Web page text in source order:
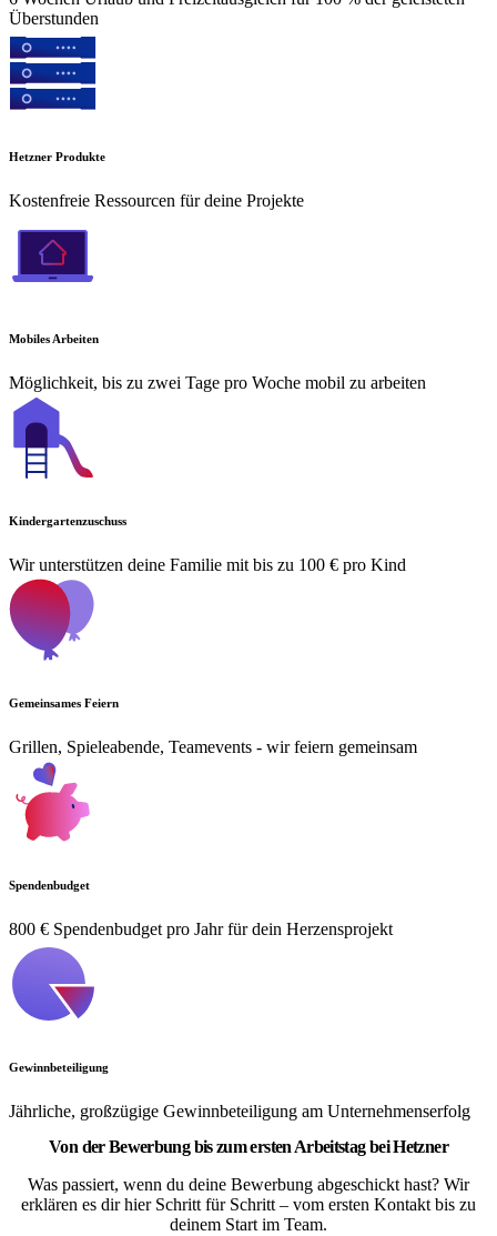
Überstunden
Hetzner Produkte
Kostenfreie Ressourcen für deine Projekte
Mobiles Arbeiten
Möglichkeit, bis zu zwei Tage pro Woche mobil zu arbeiten
Kindergartenzuschuss
Wir unterstützen deine Familie mit bis zu 100 € pro Kind
Gemeinsames Feiern
Grillen, Spieleabende, Teamevents - wir feiern gemeinsam
Spendenbudget
800 € Spendenbudget pro Jahr für dein Herzensprojekt
Gewinnbeteiligung
Jährliche, großzügige Gewinnbeteiligung am Unternehmenserfolg
Von der Bewerbung bis zum ersten Arbeitstag bei Hetzner
Was passiert, wenn du deine Bewerbung abgeschickt hast? Wir
erklären es dir hier Schritt für Schritt – vom ersten Kontakt bis zu
deinem Start im Team.